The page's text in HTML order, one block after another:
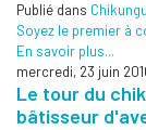
Publié dans
Soyez le premier à
En savoir plus...
mercredi, 23 juin
Le tour du
bâtisseur